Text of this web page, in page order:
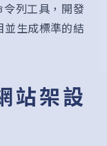
列工具，開發
生成標準的結
站架設